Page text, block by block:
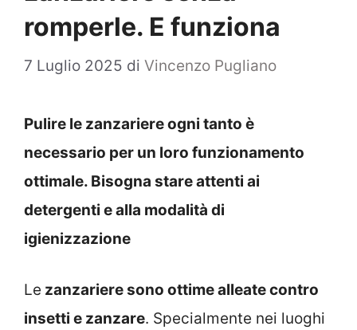
romperle. E funziona
7 Luglio 2025 di Vincenzo Pugliano
Pulire le zanzariere ogni tanto è
necessario per un loro funzionamento
ottimale. Bisogna stare attenti ai
detergenti e alla modalità di
igienizzazione
Le zanzariere sono ottime alleate contro
insetti e zanzare. Specialmente nei luoghi